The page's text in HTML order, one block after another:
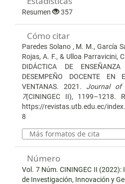
Resumen 357
Cómo citar
Paredes Solano , M. M., García
Rojas, A. F., & Ulloa Parravicini,
DIDÁCTICA DE
DESEMPEÑO DOCENTE EN
VENTANAS. 2021. Journal of
7(CININGEC II), 1199–1218.
https://revistas.utb.edu.ec/
8
Más formatos de cita
Número
Vol. 7 Núm. CININGEC II (2022):
de Investigación, Innovación y